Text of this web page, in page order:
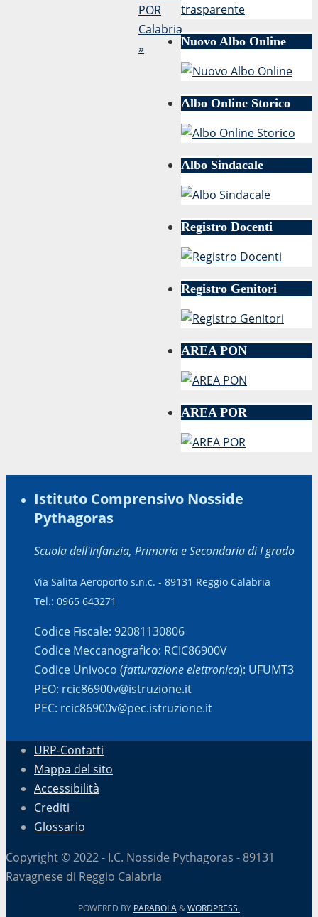
POR
Calabria
»
Nuovo Albo Online
Albo Online Storico
Albo Sindacale
Registro Docenti
Registro Genitori
AREA PON
AREA POR
Istituto Comprensivo Nosside
Pythagoras
Scuola dell'Infanzia, Primaria e Secondaria di I grado
Via Salita Aeroporto s.n.c. - 89131 Reggio Calabria
Tel.: 0965 643271
Codice Fiscale: 92081130806
Codice Meccanografico: RCIC86900V
Codice Univoco (fatturazione elettronica): UFUMT3
PEO: rcic86900v@istruzione.it
PEC: rcic86900v@pec.istruzione.it
URP-Contatti
Mappa del sito
Accessibilità
Crediti
Glossario
Copyright © 2022 - I.C. Nosside Pythagoras - 89131
Ravagnese di Reggio Calabria
POWERED BY PARABOLA&WORDPRESS.